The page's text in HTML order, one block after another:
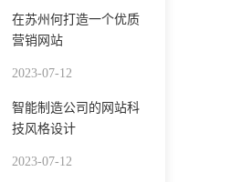
在苏州何打造一个优质
营销网站
2023-07-12
智能制造公司的网站科
技风格设计
2023-07-12